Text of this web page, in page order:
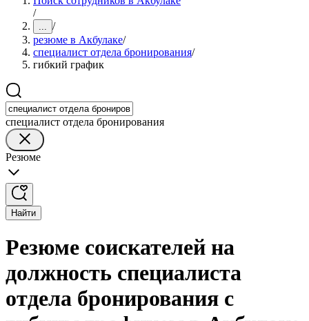
/
... /
резюме в Акбулаке/
специалист отдела бронирования/
гибкий график
специалист отдела бронирования
Резюме
Найти
Резюме соискателей на
должность специалиста
отдела бронирования с